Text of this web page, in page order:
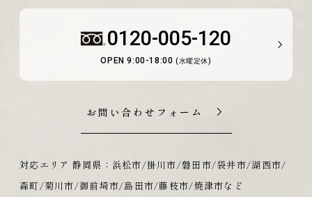
0120-005-120
OPEN 9:00-18:00 (水曜定休)
お問い合わせフォーム
対応エリア 静岡県：浜松市/掛川市/磐田市/袋井市/湖西市/
森町/菊川市/御前埼市/島田市/藤枝市/焼津市など